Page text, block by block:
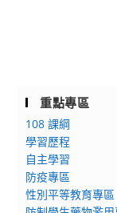
重點專區
108 課綱
學習歷程
自主學習
防疫專區
性別平等教育專區